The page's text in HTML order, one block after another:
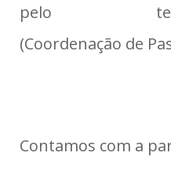
pelo
(Coordenação de
Contamos com a